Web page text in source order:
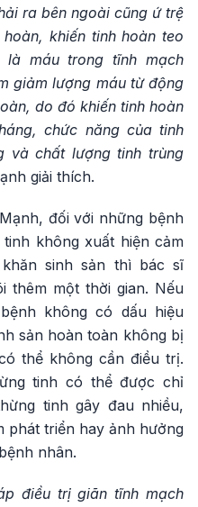
ra bên ngoài cũng ứ trệ
khiến tinh hoàn teo
là máu trong tĩnh mạch
giảm lượng máu từ động
do đó khiến tinh hoàn
chức năng của tinh
và chất lượng tinh trùng
giải thích.
đối với những bệnh
không xuất hiện cảm
sinh sản thì bác sĩ
thêm một thời gian. Nếu
không có dấu hiệu
sản hoàn toàn không bị
thể không cần điều trị.
tinh có thể được chỉ
tinh gây đau nhiều,
phát triển hay ảnh hưởng
nhân.
điều trị giãn tĩnh mạch